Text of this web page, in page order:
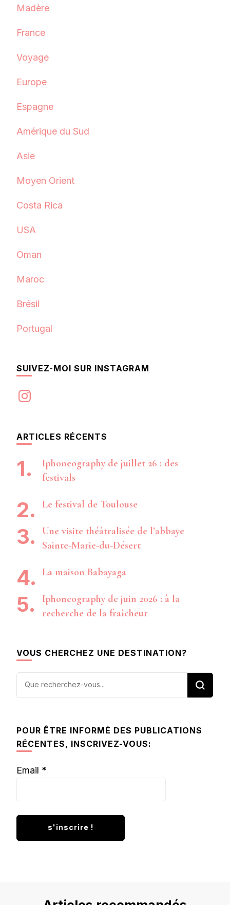
Madère
France
Voyage
Europe
Espagne
Amérique du Sud
Asie
Moyen Orient
Costa Rica
USA
Oman
Maroc
Brésil
Portugal
SUIVEZ-MOI SUR INSTAGRAM
Instagram
ARTICLES RÉCENTS
Iphoneography de juillet 26 : des
festivals
Le festival de Toulouse
Une visite théâtralisée de l’abbaye
Sainte-Marie-du-Désert
La maison Babayaga
Iphoneography de juin 2026 : à la
recherche de la fraîcheur
VOUS CHERCHEZ UNE DESTINATION?
Vous
POUR ÊTRE INFORMÉ DES PUBLICATIONS
RÉCENTES, INSCRIVEZ-VOUS:
Email *